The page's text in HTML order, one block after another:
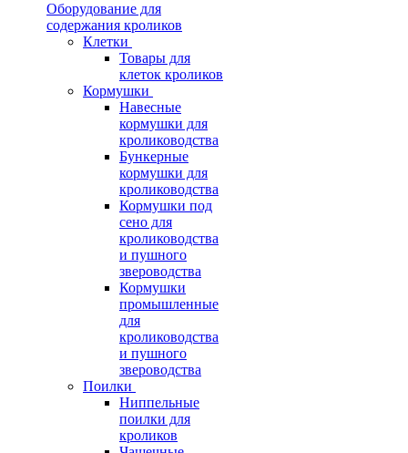
Оборудование для
содержания кроликов
Клетки
Товары для
клеток кроликов
Кормушки
Навесные
кормушки для
кролиководства
Бункерные
кормушки для
кролиководства
Кормушки под
сено для
кролиководства
и пушного
звероводства
Кормушки
промышленные
для
кролиководства
и пушного
звероводства
Поилки
Ниппельные
поилки для
кроликов